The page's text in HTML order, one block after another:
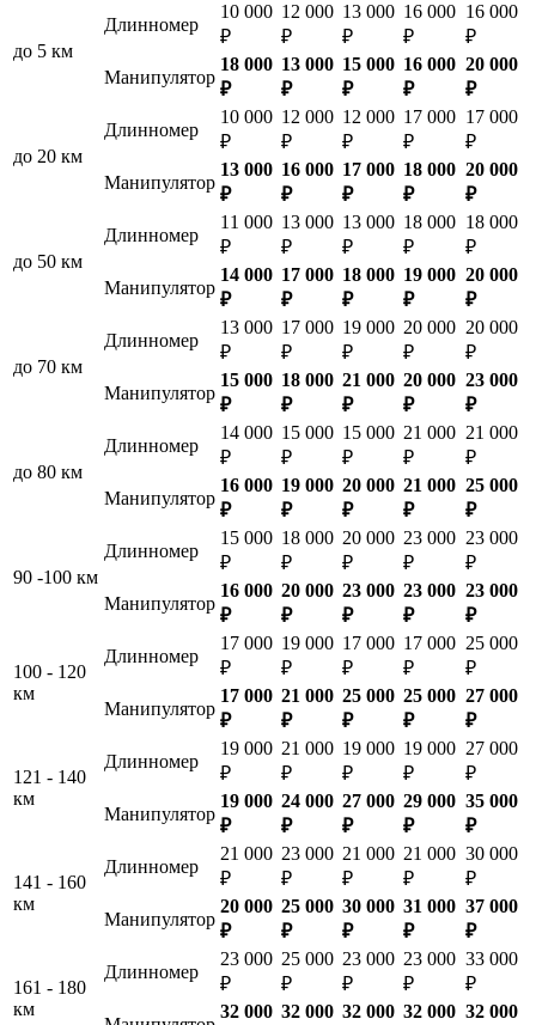
до 5 км
Длинномер
10 000
₽
12 000
₽
13 000
₽
16 000
₽
16 000
₽
Манипулятор
18 000
₽
13 000
₽
15 000
₽
16 000
₽
20 000
₽
до 20 км
Длинномер
10 000
₽
12 000
₽
12 000
₽
17 000
₽
17 000
₽
Манипулятор
13 000
₽
16 000
₽
17 000
₽
18 000
₽
20 000
₽
до 50 км
Длинномер
11 000
₽
13 000
₽
13 000
₽
18 000
₽
18 000
₽
Манипулятор
14 000
₽
17 000
₽
18 000
₽
19 000
₽
20 000
₽
до 70 км
Длинномер
13 000
₽
17 000
₽
19 000
₽
20 000
₽
20 000
₽
Манипулятор
15 000
₽
18 000
₽
21 000
₽
20 000
₽
23 000
₽
до 80 км
Длинномер
14 000
₽
15 000
₽
15 000
₽
21 000
₽
21 000
₽
Манипулятор
16 000
₽
19 000
₽
20 000
₽
21 000
₽
25 000
₽
90 -100 км
Длинномер
15 000
₽
18 000
₽
20 000
₽
23 000
₽
23 000
₽
Манипулятор
16 000
₽
20 000
₽
23 000
₽
23 000
₽
23 000
₽
100 - 120
км
Длинномер
17 000
₽
19 000
₽
17 000
₽
17 000
₽
25 000
₽
Манипулятор
17 000
₽
21 000
₽
25 000
₽
25 000
₽
27 000
₽
121 - 140
км
Длинномер
19 000
₽
21 000
₽
19 000
₽
19 000
₽
27 000
₽
Манипулятор
19 000
₽
24 000
₽
27 000
₽
29 000
₽
35 000
₽
141 - 160
км
Длинномер
21 000
₽
23 000
₽
21 000
₽
21 000
₽
30 000
₽
Манипулятор
20 000
₽
25 000
₽
30 000
₽
31 000
₽
37 000
₽
161 - 180
км
Длинномер
23 000
₽
25 000
₽
23 000
₽
23 000
₽
33 000
₽
32 000 32 000 32 000 32 000 32 000